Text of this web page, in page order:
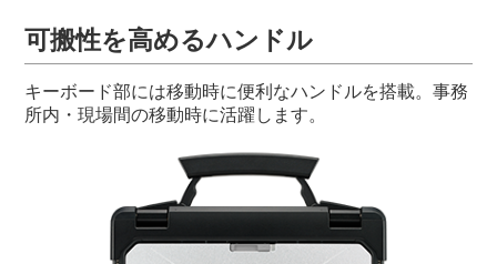
可搬性を高めるハンドル
キーボード部には移動時に便利なハンドルを搭載。事務
所内・現場間の移動時に活躍します。